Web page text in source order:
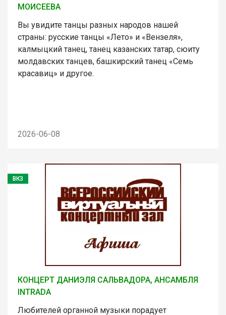
МОИСЕЕВА
Вы увидите танцы разных народов нашей
страны: русские танцы «Лето» и «Вензеля»,
калмыцкий танец, танец казанских татар, сюиту
молдавских танцев, башкирский танец «Семь
красавиц» и другое.
2026-06-08
ВКЗ
КОНЦЕРТ ДАНИЭЛЯ САЛЬВАДОРА, АНСАМБЛЯ
INTRADА
Любителей органной музыки порадует